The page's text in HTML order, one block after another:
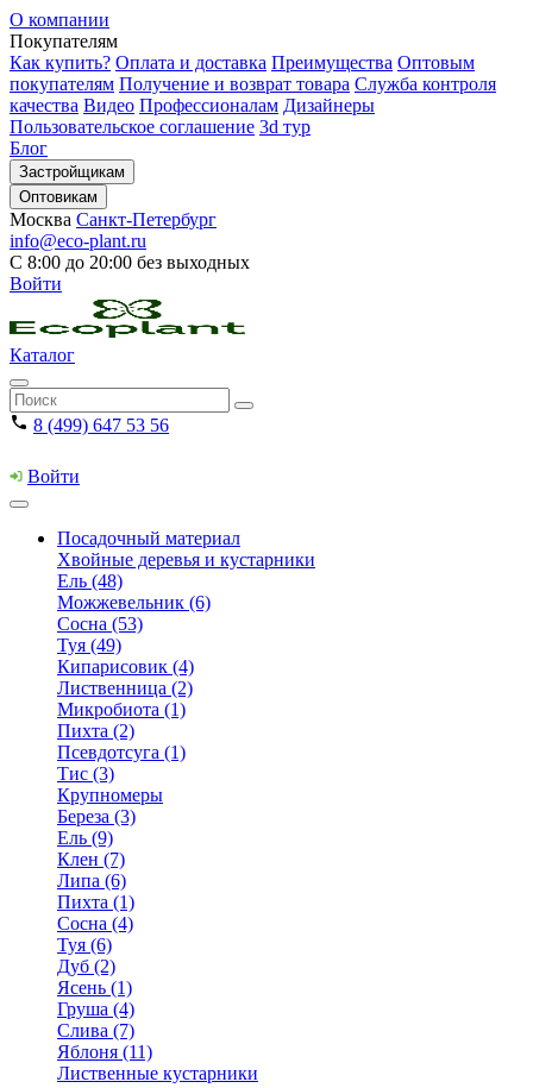
О компании
Покупателям
Как купить? Оплата и доставка Преимущества Оптовым
покупателям Получение и возврат товара Служба контроля
качества Видео Профессионалам Дизайнеры
Пользовательское соглашение 3d тур
Блог
Застройщикам
Оптовикам
Москва Санкт-Петербург
info@eco-plant.ru
С 8:00 до 20:00 без выходных
Войти
Каталог
8 (499) 647 53 56
Войти
Посадочный материал
Хвойные деревья и кустарники
Ель (48)
Можжевельник (6)
Сосна (53)
Туя (49)
Кипарисовик (4)
Лиственница (2)
Микробиота (1)
Пихта (2)
Псевдотсуга (1)
Тис (3)
Крупномеры
Береза (3)
Ель (9)
Клен (7)
Липа (6)
Пихта (1)
Сосна (4)
Туя (6)
Дуб (2)
Ясень (1)
Груша (4)
Слива (7)
Яблоня (11)
Лиственные кустарники